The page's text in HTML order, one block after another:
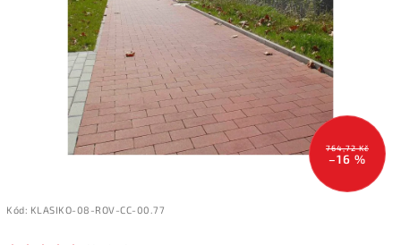
764,72 Kč
–16 %
Kód: KLASIKO-08-ROV-CC-00.77